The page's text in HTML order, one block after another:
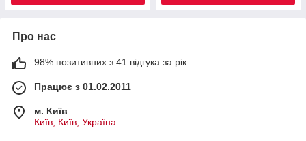
Про нас
98% позитивних з 41 відгука за рік
Працює з 01.02.2011
м. Київ
Київ, Київ, Україна